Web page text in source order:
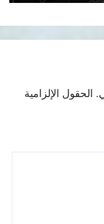
الحقول الإلزامية